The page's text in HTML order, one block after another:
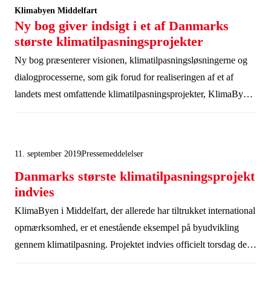
Klimabyen Middelfart
Ny bog giver indsigt i et af Danmarks
største klimatilpasningsprojekter
Ny bog præsenterer visionen, klimatilpasningsløsningerne og
dialogprocesserne, som gik forud for realiseringen af et af
landets mest omfattende klimatilpasningsprojekter, KlimaByen
11. september 2019Pressemeddelelser
Danmarks største klimatilpasningsprojekt
indvies
KlimaByen i Middelfart, der allerede har tiltrukket international
opmærksomhed, er et enestående eksempel på byudvikling
gennem klimatilpasning. Projektet indvies officielt torsdag den